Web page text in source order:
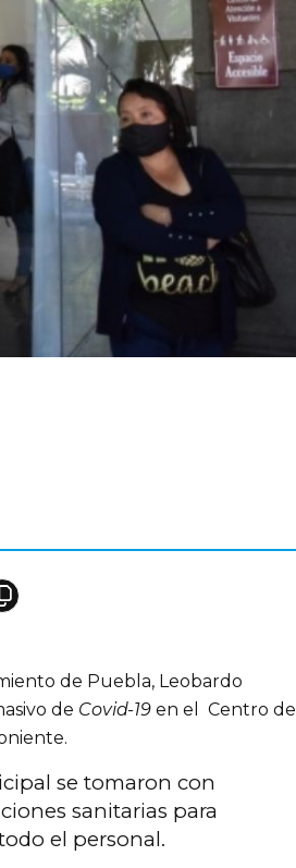
de Puebla, Leobardo
de Covid-19 en el
Centro de
se tomaron con
sanitarias para
el personal.